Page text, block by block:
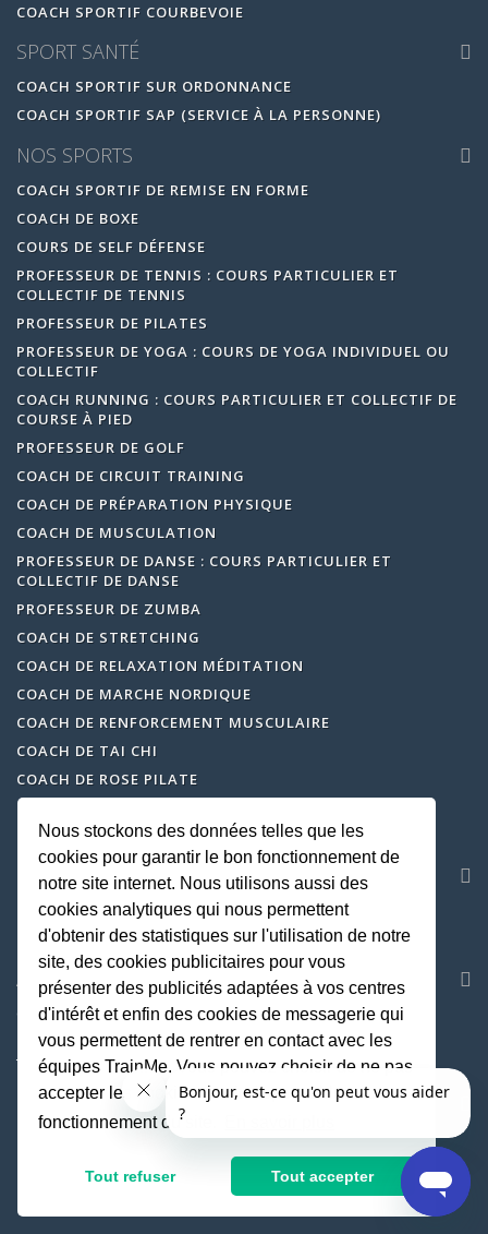
COACH SPORTIF COURBEVOIE
SPORT SANTÉ
COACH SPORTIF SUR ORDONNANCE
COACH SPORTIF SAP (SERVICE À LA PERSONNE)
NOS SPORTS
COACH SPORTIF DE REMISE EN FORME
COACH DE BOXE
COURS DE SELF DÉFENSE
PROFESSEUR DE TENNIS : COURS PARTICULIER ET
COLLECTIF DE TENNIS
PROFESSEUR DE PILATES
PROFESSEUR DE YOGA : COURS DE YOGA INDIVIDUEL OU
COLLECTIF
COACH RUNNING : COURS PARTICULIER ET COLLECTIF DE
COURSE À PIED
PROFESSEUR DE GOLF
COACH DE CIRCUIT TRAINING
COACH DE PRÉPARATION PHYSIQUE
COACH DE MUSCULATION
PROFESSEUR DE DANSE : COURS PARTICULIER ET
COLLECTIF DE DANSE
PROFESSEUR DE ZUMBA
COACH DE STRETCHING
COACH DE RELAXATION MÉDITATION
COACH DE MARCHE NORDIQUE
COACH DE RENFORCEMENT MUSCULAIRE
COACH DE TAI CHI
COACH DE ROSE PILATE
COACH DE QI GONG
COACH DE CARDIO BOXING
SERVICE CLIENT
CENTRE D'AIDE
hello@trainme.co
AVIS
COACH SPORTIF À DOMICILE SUR TOUTE LA FRANCE
TRAINME.COEST ÉVALUÉ4.95/5PAR14880AVIS
SOCIETE
Nous stockons des données telles que les
cookies pour garantir le bon fonctionnement de
notre site internet. Nous utilisons aussi des
cookies analytiques qui nous permettent
d'obtenir des statistiques sur l'utilisation de notre
site, des cookies publicitaires pour vous
présenter des publicités adaptées à vos centres
d'intérêt et enfin des cookies de messagerie qui
vous permettent de rentrer en contact avec les
équipes TrainMe. Vous pouvez choisir de ne pas
accepter les cookies non indispensables au
fonctionnement du site.
Tout refuser Tout accepter